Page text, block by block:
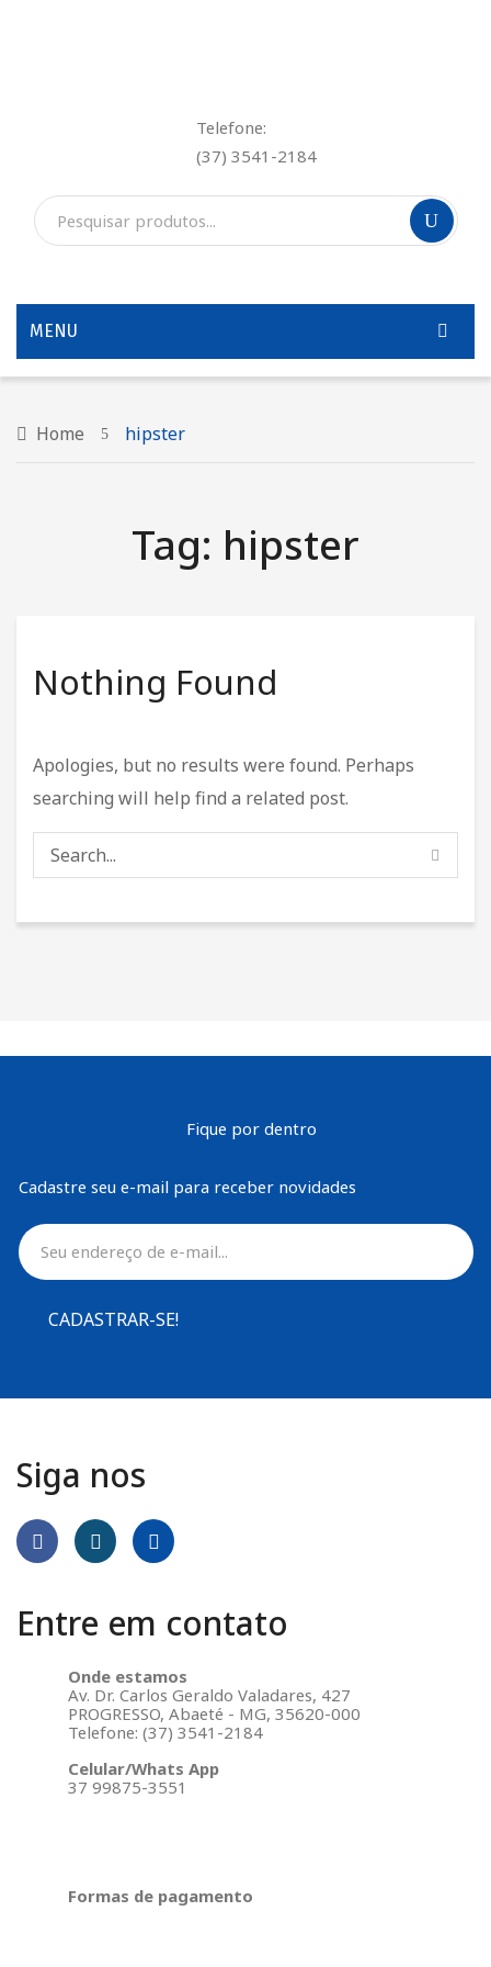
Telefone:
(37) 3541-2184
MENU
QUEM SOMOS
Caminhão Munck
PRODUTOS
FALE CONOSCO
Home hipster
Tag: hipster
Nothing Found
Apologies, but no results were found. Perhaps
searching will help find a related post.
Fique por dentro
Cadastre seu e-mail para receber novidades
CADASTRAR-SE!
Siga nos
Entre em contato
Onde estamos
Av. Dr. Carlos Geraldo Valadares, 427
PROGRESSO, Abaeté - MG, 35620-000
Telefone: (37) 3541-2184
Celular/Whats App
37 99875-3551
Formas de pagamento